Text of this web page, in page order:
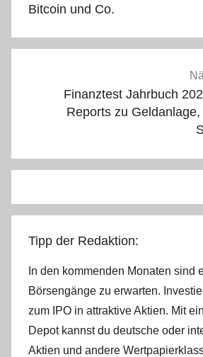
Bitcoin und Co.
Finanztest Jahrbuch
Reports zu
Tipp der Redaktion:
In den kommenden Monaten sind
Börsengänge zu erwarten.
zum IPO in attraktive Aktien. Mit
Depot kannst du deutsche oder
Aktien und andere